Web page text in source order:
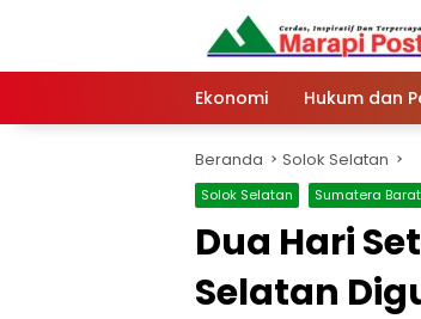
Ekonomi Hukum dan
Beranda Solok Selatan
Solok Selatan Sumatera Barat
Dua Hari
Selatan